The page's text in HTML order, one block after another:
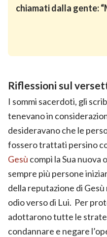
chiamati dalla gente:
Riflessioni sul
I sommi sacerdoti, gli
tenevano in
desideravano che le
fossero trattati persino
Gesù compì la Sua nuova
sempre più persone
della reputazione di
odio verso di Lui. Per
adottarono tutte le
condannare e negare